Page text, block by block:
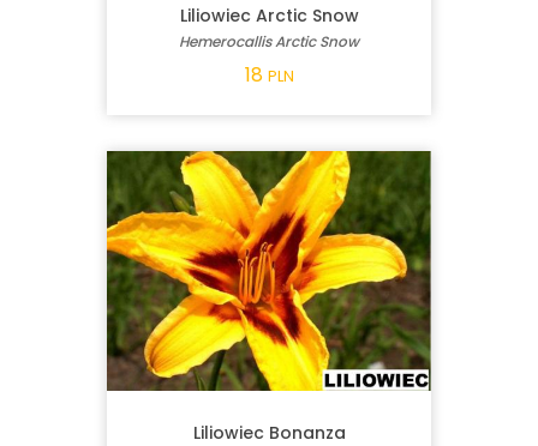
Liliowiec Arctic Snow
Hemerocallis Arctic Snow
18 PLN
Liliowiec Bonanza